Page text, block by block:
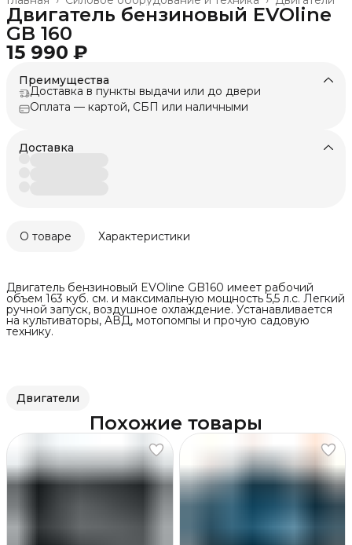
Двигатель бензиновый EVOline
GB 160
15 990 ₽
Преимущества
Доставка в пункты выдачи или до двери
Оплата — картой, СБП или наличными
Доставка
О товаре Характеристики
Двигатель бензиновый EVOline GB160 имеет рабочий
объем 163 куб. см. и максимальную мощность 5,5 л.с. Легкий
ручной запуск, воздушное охлаждение. Устанавливается
на культиваторы, АВД, мотопомпы и прочую садовую
технику.
Двигатели
Похожие товары